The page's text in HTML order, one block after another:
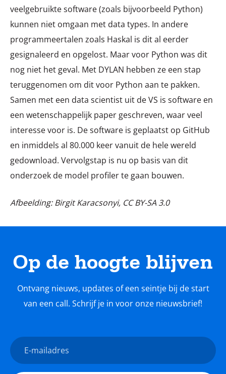
veelgebruikte software (zoals bijvoorbeeld Python)
kunnen niet omgaan met data types. In andere
programmeertalen zoals Haskal is dit al eerder
gesignaleerd en opgelost. Maar voor Python was dit
nog niet het geval. Met DYLAN hebben ze een stap
teruggenomen om dit voor Python aan te pakken.
Samen met een data scientist uit de VS is software en
een wetenschappelijk paper geschreven, waar veel
interesse voor is. De software is geplaatst op GitHub
en inmiddels al 80.000 keer vanuit de hele wereld
gedownload. Vervolgstap is nu op basis van dit
onderzoek de model profiler te gaan bouwen.
Afbeelding: Birgit Karacsonyi, CC BY-SA 3.0
Op de hoogte blijven
Ontvang nieuws, updates of een seintje bij de start
van een call. Schrijf je in voor onze nieuwsbrief!
E-
mailadres